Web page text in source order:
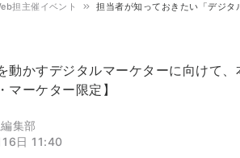
担主催イベント 担当者が知っておきたい「デジ
動かすデジタルマーケターに向けて
マーケター限定】
集部
日 11:40